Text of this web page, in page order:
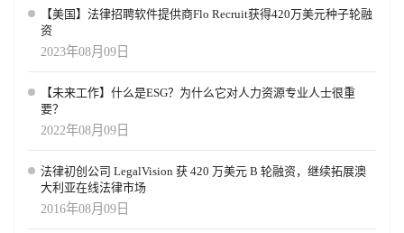
基础设施提供者”的转变。正如 Simo 在博客中写道：“AI 是一种前
所未有的机会，它应该属于每一个人。” 这场由技术、资本、政府和
社会多方力量共同推动的实验，将在未来几年决定一个关键命题：
【美国】法律招聘软件提供商Flo Recruit获得420万美元种子轮融
资
2023年08月09日
【未来工作】什么是ESG？为什么它对人力资源专业人士很重
要？
2022年08月09日
法律初创公司 LegalVision 获 420 万美元 B 轮融资，继续拓展澳
大利亚在线法律市场
2016年08月09日